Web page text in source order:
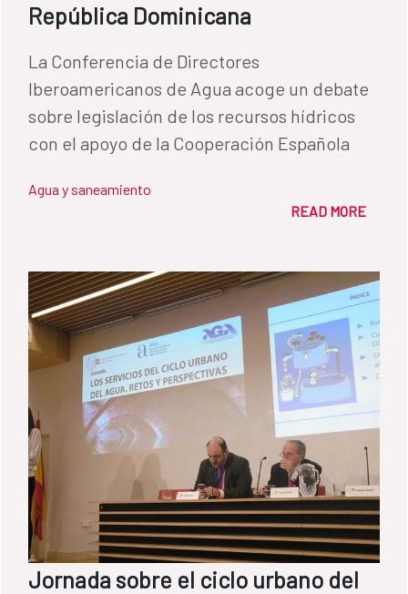
República Dominicana
La Conferencia de Directores
Iberoamericanos de Agua acoge un debate
sobre legislación de los recursos hídricos
con el apoyo de la Cooperación Española
Agua y saneamiento
READ MORE
Jornada sobre el ciclo urbano del